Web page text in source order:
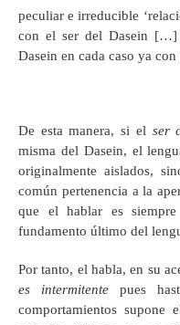
peculiar e irreducible
con el ser del Dasein […]
Dasein en cada caso ya con
De esta manera, si el ser
misma del Dasein, el
originalmente aislados,
común pertenencia a la
que el hablar es siempre
fundamento último del
Por tanto, el habla, en su
es intermitente pues
comportamientos supone